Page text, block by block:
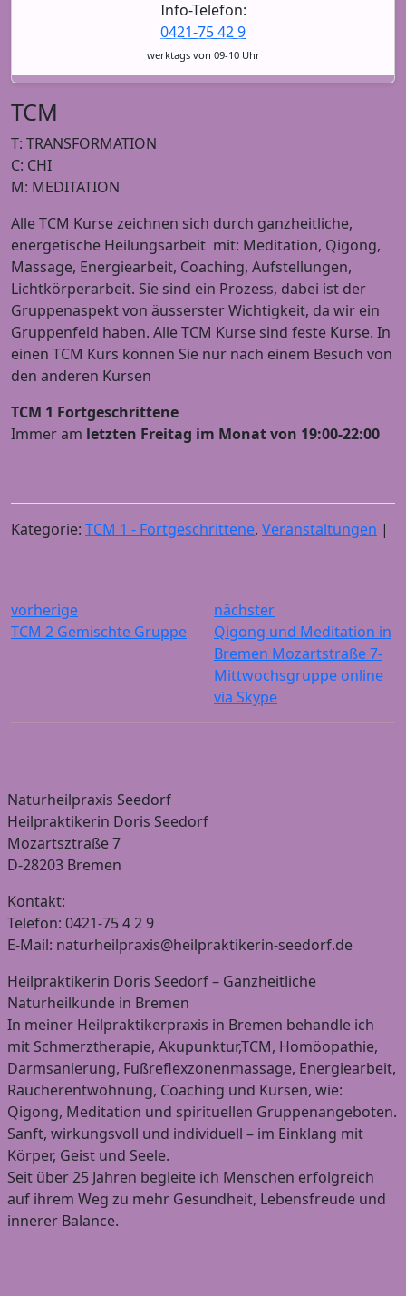
Info-Telefon:
0421-75 42 9
werktags von 09-10 Uhr
TCM
T: TRANSFORMATION
C: CHI
M: MEDITATION
Alle TCM Kurse zeichnen sich durch ganzheitliche,
energetische Heilungsarbeit mit: Meditation, Qigong,
Massage, Energiearbeit, Coaching, Aufstellungen,
Lichtkörperarbeit. Sie sind ein Prozess, dabei ist der
Gruppenaspekt von äusserster Wichtigkeit, da wir ein
Gruppenfeld haben. Alle TCM Kurse sind feste Kurse. In
einen TCM Kurs können Sie nur nach einem Besuch von
den anderen Kursen
TCM 1 Fortgeschrittene
Immer am letzten Freitag im Monat von 19:00-22:00
Kategorie: TCM 1 - Fortgeschrittene, Veranstaltungen |
vorherige
TCM 2 Gemischte Gruppe
nächster
Qigong und Meditation in
Bremen Mozartstraße 7-
Mittwochsgruppe online
via Skype
Naturheilpraxis Seedorf
Heilpraktikerin Doris Seedorf
Mozartsztraße 7
D-28203 Bremen
Kontakt:
Telefon: 0421-75 4 2 9
E-Mail: naturheilpraxis@heilpraktikerin-seedorf.de
Heilpraktikerin Doris Seedorf – Ganzheitliche
Naturheilkunde in Bremen
In meiner Heilpraktikerpraxis in Bremen behandle ich
mit Schmerztherapie, Akupunktur,TCM, Homöopathie,
Darmsanierung, Fußreflexzonenmassage, Energiearbeit,
Raucherentwöhnung, Coaching und Kursen, wie:
Qigong, Meditation und spirituellen Gruppenangeboten.
Sanft, wirkungsvoll und individuell – im Einklang mit
Körper, Geist und Seele.
Seit über 25 Jahren begleite ich Menschen erfolgreich
auf ihrem Weg zu mehr Gesundheit, Lebensfreude und
innerer Balance.